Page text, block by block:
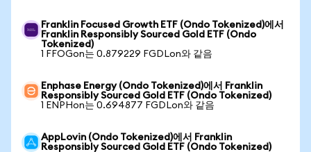
Franklin Focused Growth ETF (Ondo Tokenized)에서
Franklin Responsibly Sourced Gold ETF (Ondo
Tokenized)
1 FFOGon는 0.879229 FGDLon와 같음
Enphase Energy (Ondo Tokenized)에서 Franklin
Responsibly Sourced Gold ETF (Ondo Tokenized)
1 ENPHon는 0.694877 FGDLon와 같음
AppLovin (Ondo Tokenized)에서 Franklin
Responsibly Sourced Gold ETF (Ondo Tokenized)